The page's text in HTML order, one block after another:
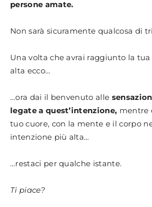
persone amate.
Non sarà sicuramente qualcosa di
Una volta che avrai raggiunto la
alta ecco…
…ora dai il benvenuto alle
legate a quest’intenzione, mentre
tuo cuore, con la mente e il corpo
intenzione più alta…
…restaci per qualche istante.
Ti piace?